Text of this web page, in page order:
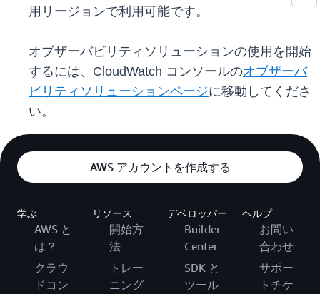
用リージョンで利用可能です。
オブザーバビリティソリューションの使用を開始
するには、CloudWatch コンソールのオブザーバ
ビリティソリューションページに移動してくださ
い。
AWS アカウントを作成する
学ぶ
AWS と
は？
クラウ
ドコン
リソース
開始方
法
トレー
ニング
デベロッパー
Builder
Center
SDK と
ツール
ヘルプ
お問い
合わせ
サポー
トチケ